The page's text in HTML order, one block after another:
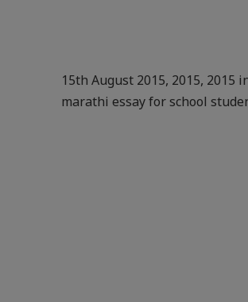
15th August 2015, 2015, 2015
marathi essay for school